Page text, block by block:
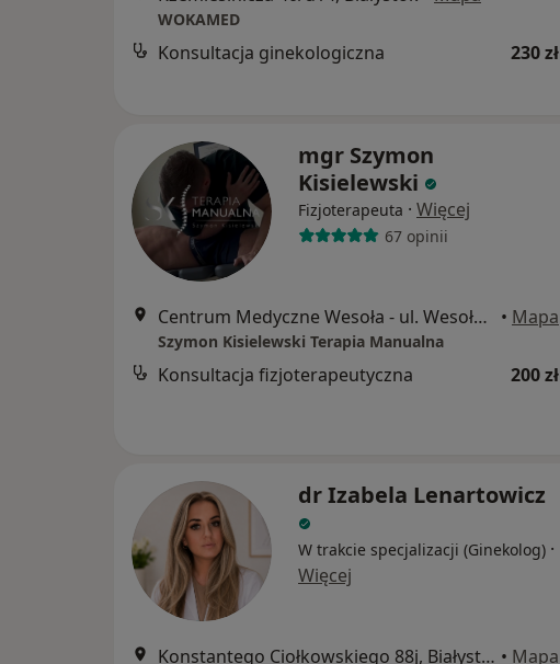
WOKAMED
Konsultacja ginekologiczna 230 zł
mgr Szymon
Kisielewski
Fizjoterapeuta · Więcej
67 opinii
Centrum Medyczne Wesoła - ul. Wesoła 36/4 lok.37, Białystok • Mapa
Szymon Kisielewski Terapia Manualna
Konsultacja fizjoterapeutyczna 200 zł
dr Izabela Lenartowicz
W trakcie specjalizacji (Ginekolog) ·
Więcej
Konstantego Ciołkowskiego 88j, Białystok • Mapa